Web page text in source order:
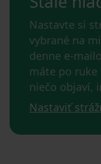
Nastavte si
vybrané na
denne e-
máte po ruke
niečo objaví,
Nastaviť